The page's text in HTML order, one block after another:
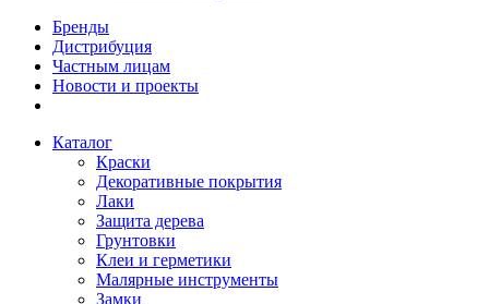
Бренды
Дистрибуция
Частным лицам
Новости и проекты
Каталог
Краски
Декоративные покрытия
Лаки
Защита дерева
Грунтовки
Клеи и герметики
Малярные инструменты
Замки